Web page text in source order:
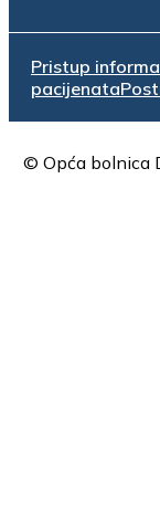
Pristup
pacijenata
© Opća bolnica